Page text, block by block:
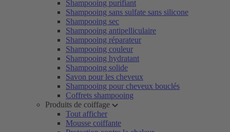
Shampooing purifiant
Shampooing sans sulfate sans silicone
Shampooing sec
Shampooing antipelliculaire
Shampooing réparateur
Shampooing couleur
Shampooing hydratant
Shampooing solide
Savon pour les cheveux
Shampooing pour cheveux bouclés
Coffrets shampooing
Produits de coiffage
Tout afficher
Mousse coiffante